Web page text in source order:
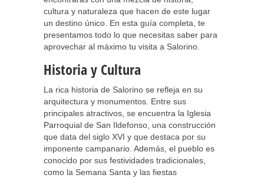
cultura y naturaleza que hacen de este lugar
un destino único. En esta guía completa, te
presentamos todo lo que necesitas saber para
aprovechar al máximo tu visita a Salorino.
Historia y Cultura
La rica historia de Salorino se refleja en su
arquitectura y monumentos. Entre sus
principales atractivos, se encuentra la Iglesia
Parroquial de San Ildefonso, una construcción
que data del siglo XVI y que destaca por su
imponente campanario. Además, el pueblo es
conocido por sus festividades tradicionales,
como la Semana Santa y las fiestas